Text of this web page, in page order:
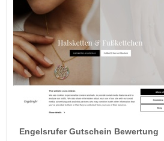
EngelsruferGutschein Bewertung